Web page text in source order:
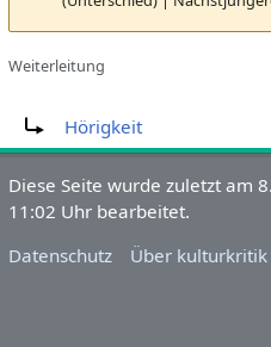
Weiterleitung
Hörigkeit
Diese Seite wurde zuletzt am
11:02 Uhr bearbeitet.
Datenschutz
Über kulturkritik